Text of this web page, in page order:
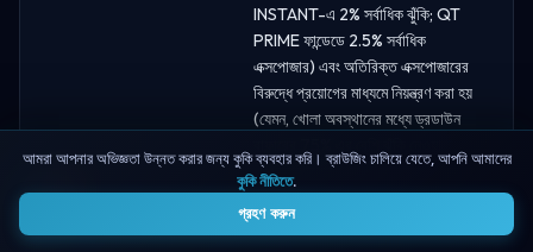
INSTANT-এ 2% সর্বাধিক ঝুঁকি; QT
PRIME ফান্ডেডে 2.5% সর্বাধিক
এক্সপোজার) এবং অতিরিক্ত এক্সপোজারের
বিরুদ্ধে প্রয়োগের মাধ্যমে নিয়ন্ত্রণ করা হয়
(যেমন, খোলা অবস্থানের মধ্যে ড্রডাউন
জরিমানা ট্রিগার করতে পারে).
আমরা আপনার অভিজ্ঞতা উন্নত করার জন্য কুকি ব্যবহার করি। ব্রাউজিং চালিয়ে যেতে, আপনি আমাদের
কুকি নীতিতে.
গ্রহণ করুন